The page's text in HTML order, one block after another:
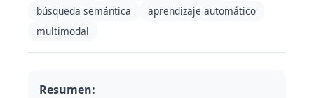
búsqueda semántica
aprendizaje automático
multimodal
Resumen: